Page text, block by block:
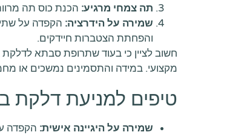
תה צמחי מרגיע: הכנת כוס תה
שמירה על הידרציה:
והפחתת הצטברות חיידקים.
חשוב לציין כי בעוד שתרופת סבתא
מקצועי. במידה והתסמינים נמשכים או
טיפים למניעת דלקת
שמירה על היגיינה אישית: הקפדה